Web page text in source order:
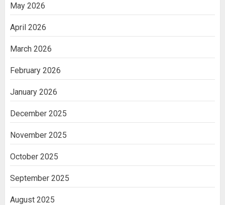
May 2026
April 2026
March 2026
February 2026
January 2026
December 2025
November 2025
October 2025
September 2025
August 2025